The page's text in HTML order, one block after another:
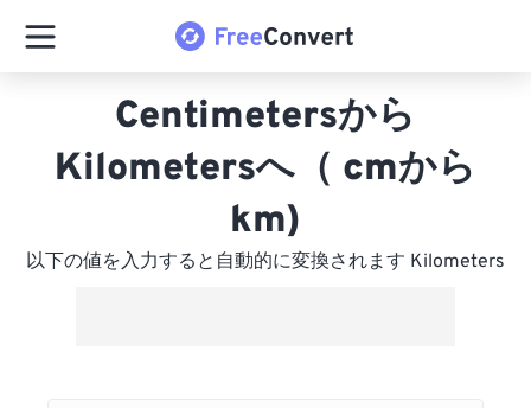
Centimetersから
Kilometersへ（ cmから
km)
以下の値を入力すると自動的に変換されます Kilometers